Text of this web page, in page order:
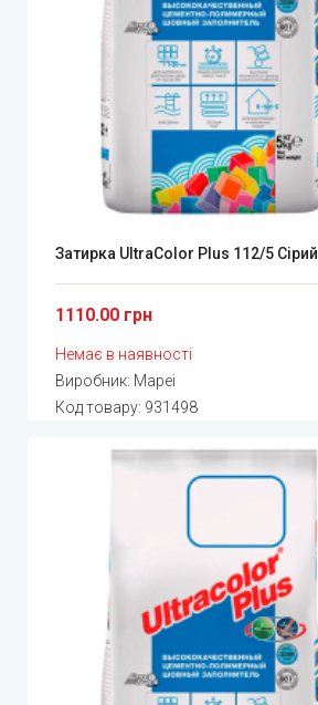
Затирка UltraColor Plus 112/5 Сірий
1110.00 грн
Немає в наявності
Виробник: Mapei
Код товару: 931498